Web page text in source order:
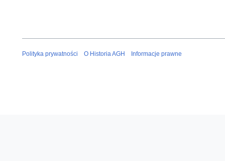
Polityka prywatności O Historia AGH Informacje prawne